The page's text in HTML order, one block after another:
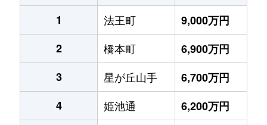
1
法王町
9,000万円
2
橋本町
6,900万円
3
星が丘山手
6,700万円
4
姫池通
6,200万円